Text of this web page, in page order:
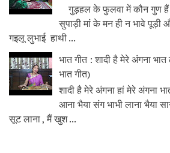
गुड़हल के फुलवा में कौन गुण हैं
सुपाड़ी मां के मन ही न भावे
गइलू लुभाई हाथी ...
भात गीत : शादी है मेरे अंगना
भात गीत)
शादी है मेरे अंगना हां मेरे अंगना
आना भैया संग भाभी लाना भैया
सूट लाना , मैं खुश ...